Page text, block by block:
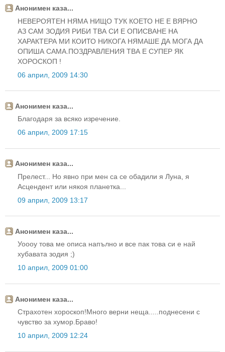
Анонимен каза...
НЕВЕРОЯТЕН НЯМА НИЩО ТУК КОЕТО НЕ Е ВЯРНО
АЗ САМ ЗОДИЯ РИБИ ТВА СИ Е ОПИСВАНЕ НА
ХАРАКТЕРА МИ КОИТО НИКОГА НЯМАШЕ ДА МОГА ДА
ОПИША САМА.ПОЗДРАВЛЕНИЯ ТВА Е СУПЕР ЯК
ХОРОСКОП !
06 април, 2009 14:30
Анонимен каза...
Благодаря за всяко изречение.
06 април, 2009 17:15
Анонимен каза...
Прелест... Но явно при мен са се обадили я Луна, я
Асцендент или някоя планетка...
09 април, 2009 13:17
Анонимен каза...
Уоооу това ме описа напълно и все пак това си е най
хубавата зодия ;)
10 април, 2009 01:00
Анонимен каза...
Страхотен хороскоп!Много верни неща.....поднесени с
чувство за хумор.Браво!
10 април, 2009 12:24